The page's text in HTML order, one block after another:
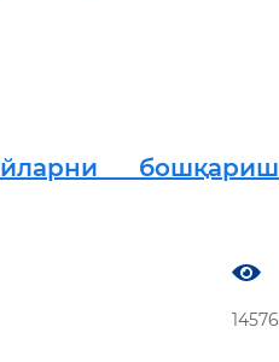
бошқариш
14576